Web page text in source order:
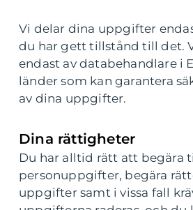
Vi delar dina uppgifter
du har gett tillstånd till det.
endast av databehandlare i
länder som kan garantera
av dina uppgifter.
Dina rättigheter
Du har alltid rätt att begära
personuppgifter, begära
uppgifter samt i vissa fall